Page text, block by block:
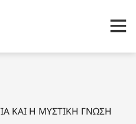
ΚΑΙ Η ΜΥΣΤΙΚΗ ΓΝΩΣΗ